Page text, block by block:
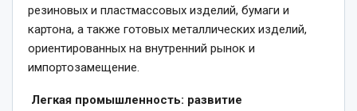
резиновых и пластмассовых изделий, бумаги и
картона, а также готовых металлических изделий,
ориентированных на внутренний рынок и
импортозамещение.
Легкая промышленность: развитие